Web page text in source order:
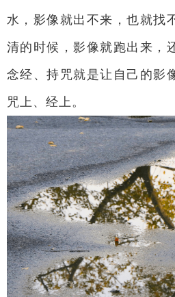
水，影像就出不来，也就找
清的时候，影像就跑出来，
念经、持咒就是让自己的影
咒上、经上。